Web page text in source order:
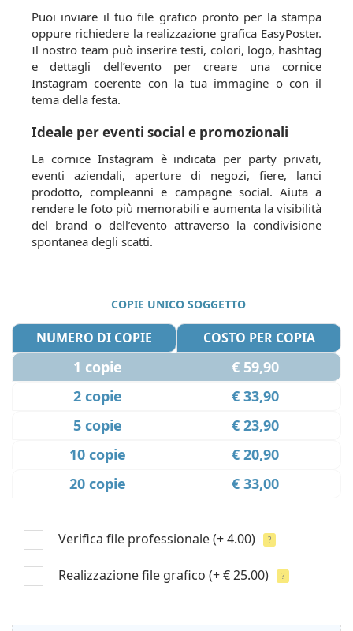
Puoi inviare il tuo file grafico pronto per la stampa
oppure richiedere la realizzazione grafica EasyPoster.
Il nostro team può inserire testi, colori, logo, hashtag
e dettagli dell’evento per creare una cornice
Instagram coerente con la tua immagine o con il
tema della festa.
Ideale per eventi social e promozionali
La cornice Instagram è indicata per party privati,
eventi aziendali, aperture di negozi, fiere, lanci
prodotto, compleanni e campagne social. Aiuta a
rendere le foto più memorabili e aumenta la visibilità
del brand o dell’evento attraverso la condivisione
spontanea degli scatti.
COPIE UNICO SOGGETTO
NUMERO DI COPIE COSTO PER COPIA
1 copie
€ 59,90
2 copie
€ 33,90
5 copie
€ 23,90
10 copie
€ 20,90
20 copie
€ 33,00
Verifica file professionale(+ 4.00) ?
Realizzazione file grafico (+ € 25.00) ?